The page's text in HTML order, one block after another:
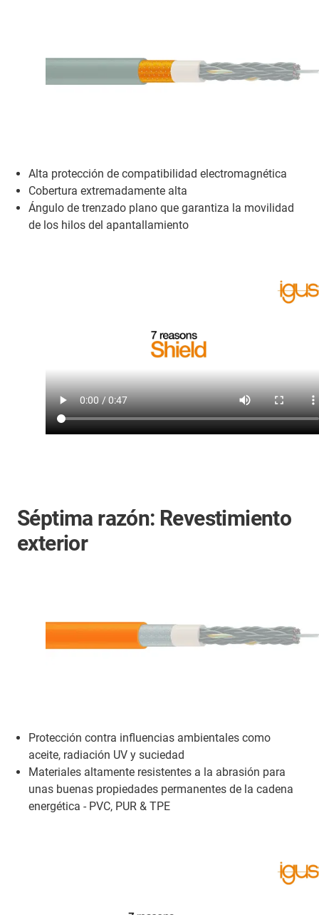
Alta protección de compatibilidad electromagnética
Cobertura extremadamente alta
Ángulo de trenzado plano que garantiza la movilidad
de los hilos del apantallamiento
Séptima razón: Revestimiento
exterior
Protección contra influencias ambientales como
aceite, radiación UV y suciedad
Materiales altamente resistentes a la abrasión para
unas buenas propiedades permanentes de la cadena
energética - PVC, PUR & TPE